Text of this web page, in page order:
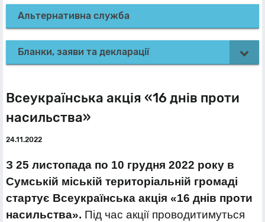
Альтернативна служба
Бланки, заяви та декларації
Всеукраїнська акція «16 днів проти
насильства»
24.11.2022
З 25 листопада по 10 грудня 2022 року в
Сумській міській територіальній громаді
стартує Всеукраїнська акція «16 днів проти
насильства». Під час акції проводитимуться